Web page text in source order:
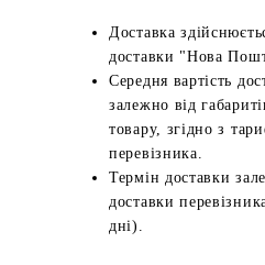
Доставка
доставки "Нова
Середня вартість
залежно від
товару, згідно з
перевізника.
Термін доставки
доставки
дні).